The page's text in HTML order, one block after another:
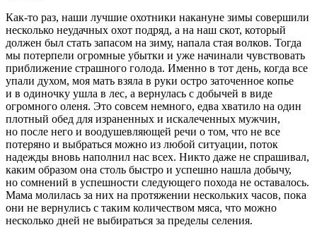
Как-то раз, наши лучшие охотники накануне зимы совершили
несколько неудачных охот подряд, а на наш скот, который
должен был стать запасом на зиму, напала стая волков. Тогда
мы потерпели огромные убытки и уже начинали чувствовать
приближение страшного голода. Именно в тот день, когда все
упали духом, моя мать взяла в руки остро заточенное копье
и в одиночку ушла в лес, а вернулась с добычей в виде
огромного оленя. Это совсем немного, едва хватило на один
плотный обед для израненных и искалеченных мужчин,
но после него и воодушевляющей речи о том, что не все
потеряно и выбраться можно из любой ситуации, поток
надежды вновь наполнил нас всех. Никто даже не спрашивал,
каким образом она столь быстро и успешно нашла добычу,
но сомнений в успешности следующего похода не оставалось.
Мама молилась за них на протяжении нескольких часов, пока
они не вернулись с таким количеством мяса, что можно
несколько дней не выбираться за пределы селения.